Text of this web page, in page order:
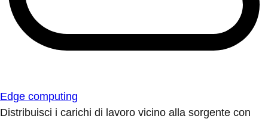
Edge computing
Distribuisci i carichi di lavoro vicino alla sorgente con